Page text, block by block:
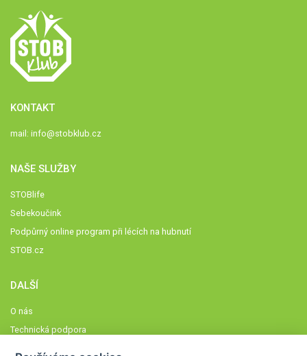
KONTAKT
mail: info@stobklub.cz
NAŠE SLUŽBY
STOBlife
Sebekoučink
Podpůrný online program při lécích na hubnutí
STOB.cz
DALŠÍ
O nás
Technická podpora